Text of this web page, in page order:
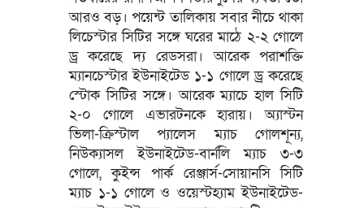
আরও বড়। পয়েন্ট তালিকায় সবার নীচে থাকা
লিচেস্টার সিটির সঙ্গে ঘরের মাঠে ২-২ গোলে
ড্র করেছে দ্য রেডসরা। আরেক পরাশক্তি
ম্যানচেস্টার ইউনাইটেড ১-১ গোলে ড্র করেছে
স্টোক সিটির সঙ্গে। আরেক ম্যাচে হাল সিটি
২-০ গোলে এভারটনকে হারায়। অ্যাস্টন
ভিলা-ক্রিস্টাল প্যালেস ম্যাচ গোলশূন্য,
নিউক্যাসল ইউনাইটেড-বার্নলি ম্যাচ ৩-৩
গোলে, কুইন্স পার্ক রেঞ্জার্স-সোয়ানসি সিটি
ম্যাচ ১-১ গোলে ও ওয়েস্টহ্যাম ইউনাইটেড-